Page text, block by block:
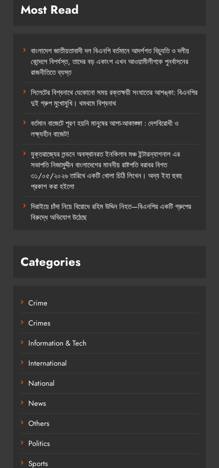
Most Read
বাংলাদেশ জাতীয়তাবাদী দল বিএনপি বর্তমানে আদর্শগত বিচ্যুতি ও দলীয়
কোন্দলে বিপর্যস্ত, তাদের বড় একাংশ এখন আওয়ামীলীগকে পুনর্বাসনের
রাজনীতিতে ব্যস্ত
সিলেটের বিশ্বনাথে যেকোনো সময় রক্তক্ষয়ী সংঘাতের আশঙ্কা: বিএনপির
দুই গ্রুপ মুখোমুখি। থমথমে বিশ্বনাথ
বর্তমান বাজেটে পূরণ হয়নি মানুষের আশা-আকাঙ্ক্ষা : দেশবিরোধী ও
লক্ষ্যহীন বাজেট!
যুক্তরাজ্যের লন্ডনে অবস্থানরত ইনকিলাব মঞ্চ ইন্টারন্যাশনাল এর
সভাপতি নিজামুদ্দীন বাংলাদেশের মাননীয় রাষ্টপতি বরাবর বিগত
৩১/০৫/২০২৬ তারিখে একটি খোলা চিঠি লিখেন। অদ্য ইহা হুবহু
প্রকাশ করা হইলো
দিরাইয়ে চাঁদা নিয়ে বিরোধে রহিম উদ্দিন নিহত—বিএনপির একটি গ্রুপের
বিরুদ্ধে অভিযোগ উঠেছে
Categories
Crime
Crimes
Information & Tech
International
National
News
Others
Politics
Sports